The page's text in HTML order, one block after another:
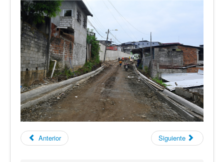
Anterior Siguiente